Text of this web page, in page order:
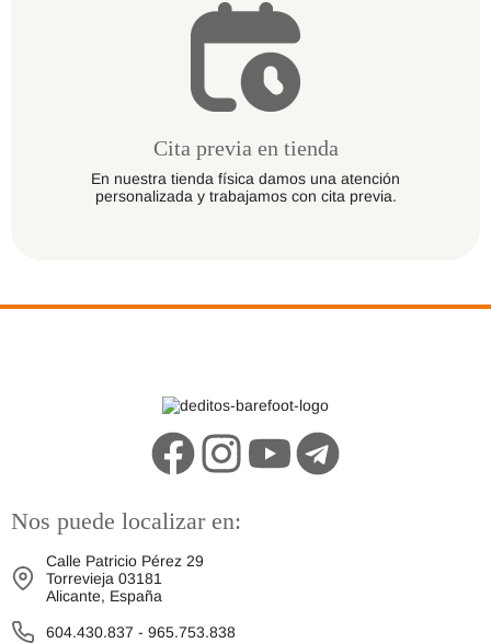
Cita previa en tienda
En nuestra tienda física damos una atención
personalizada y trabajamos con cita previa.
Nos puede localizar en:
Calle Patricio Pérez 29
Torrevieja 03181
Alicante, España
604.430.837 - 965.753.838